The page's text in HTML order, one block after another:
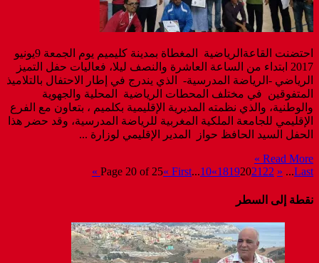
احتضنت القاعةالرياضية المغطاة بمدينة كليميم يوم الجمعة 9يونيو
2017 ابتداء من الساعة العاشرة والنصف ليلا، فعاليات حفل التميز
الرياضي -الرياضة المدرسية- الذي يندرج في إطار الاحتفال بالتلاميذ
المتفوقين في مختلف المحطات الرياضية المحلية والجهوية
والوطنية، والذي نظمته المديرية الإقليمية بكلميم ، بتعاون مع الفرع
الإقليمي للجامعة الملكية المغربية للرياضة المدرسية، وقد حضر هذا
الحفل السيد الحافظ حواز المدير الإقليمي لوزارة ...
Read More »
Page 20 of 25« First...10«18192021 22 » ...Last »
نقطة إلى السطر